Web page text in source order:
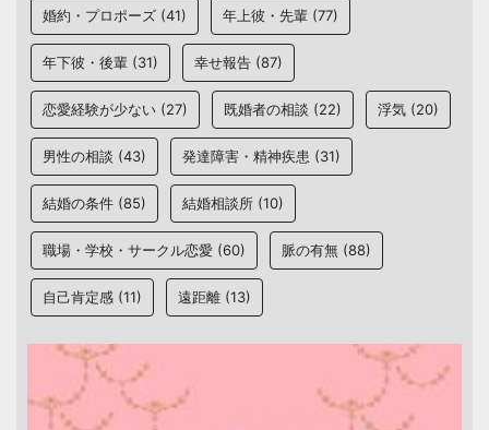
婚約・プロポーズ (41) 年上彼・先輩 (77)
年下彼・後輩 (31) 幸せ報告 (87)
恋愛経験が少ない (27) 既婚者の相談 (22) 浮気 (20)
男性の相談 (43) 発達障害・精神疾患 (31)
結婚の条件 (85) 結婚相談所 (10)
職場・学校・サークル恋愛 (60) 脈の有無 (88)
自己肯定感 (11) 遠距離 (13)